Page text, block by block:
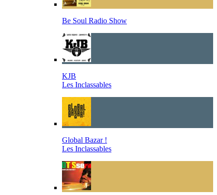
Be Soul Radio Show
KJB
Les Inclassables
Global Bazar !
Les Inclassables